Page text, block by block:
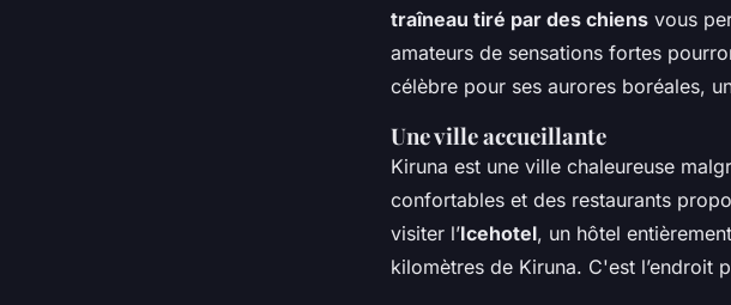
traîneau tiré par des chiens vous
amateurs de sensations fortes
célèbre pour ses aurores boréales,
Une ville accueillante
Kiruna est une ville chaleureuse
confortables et des restaurants
visiter l’Icehotel, un hôtel
kilomètres de Kiruna. C'est l’endroit